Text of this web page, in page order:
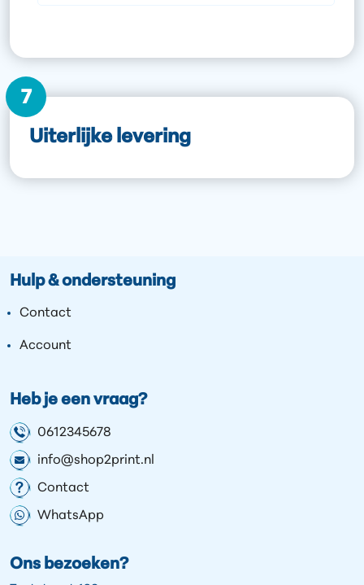
7
Uiterlijke levering
Hulp & ondersteuning
Contact
Account
Heb je een vraag?
0612345678
info@shop2print.nl
Contact
WhatsApp
Ons bezoeken?